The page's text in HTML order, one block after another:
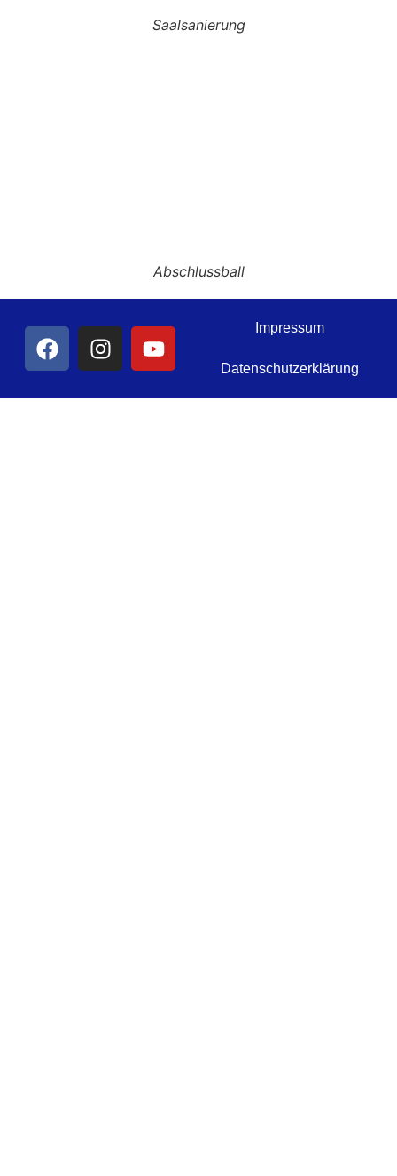
Saalsanierung
Abschlussball
Impressum
Datenschutzerklärung